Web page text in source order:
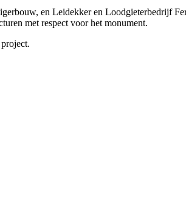
en Leidekker en Loodgieterbedrijf
met respect voor het monument.